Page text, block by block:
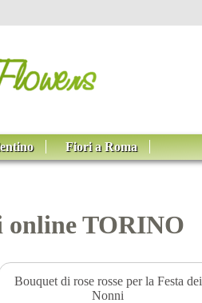
Fiori a Roma
TORINO
Bouquet di rose rosse per la Festa dei
Nonni